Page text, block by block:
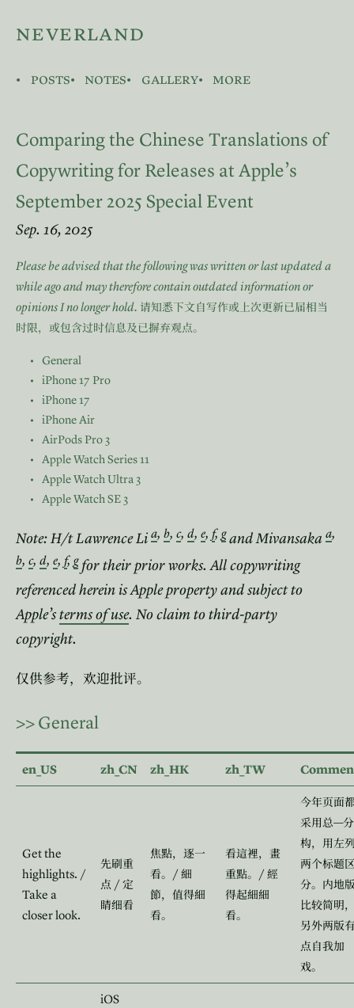
neverland
posts notes gallery more
Comparing the Chinese Translations of
Copywriting for Releases at Apple’s
September 2025 Special Event
Sep. 16, 2025
Please be advised that the following was written or last updated a
while ago and may therefore contain outdated information or
opinions I no longer hold. 请知悉下文自写作或上次更新已届相当
时限，或包含过时信息及已摒弃观点。
General
iPhone 17 Pro
iPhone 17
iPhone Air
AirPods Pro 3
Apple Watch Series 11
Apple Watch Ultra 3
Apple Watch SE 3
Note: H/t Lawrence Li a, b, c, d, e, f, gand Mivansaka a,
b, c, d, e, f, gfor their prior works. All copywriting
referenced herein is Apple property and subject to
Apple’sterms of use. No claim to third-party
copyright.
仅供参考，欢迎批评。
>>General
en_US zh_CN zh_HK zh_TW
Get the
highlights. /
Take a
closer look.
先刷重
点 / 定
睛细看
焦點，逐一
看。 / 細
節，值得細
看。
看這裡，畫
重點。 / 經
得起細細
看。
今年页面
采用总—
构，用左
两个标题
分。内地
比较简明
另外两版
点自我加
戏。
iOS